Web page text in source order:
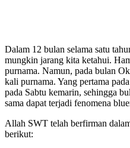
Dalam 12 bulan selama satu
mungkin jarang kita ketahui.
purnama. Namun, pada bulan
kali purnama. Yang pertama
pada Sabtu kemarin, sehingga
sama dapat terjadi fenomena
Allah SWT telah berfirman
berikut: